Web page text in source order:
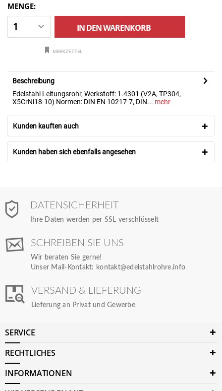
MENGE:
IN DENWARENKORB
MERKZETTEL
Beschreibung
Edelstahl Leitungsrohr, Werkstoff: 1.4301 (V2A, TP304,
X5CrNi18-10) Normen: DIN EN 10217-7, DIN... mehr
Kunden kauften auch
Kunden haben sich ebenfalls angesehen
DATENSICHERHEIT
Ihre Daten werden per SSL verschlüsselt
SCHREIBEN SIE UNS
Wir beraten Sie gerne!
Unser Mail-Kontakt: kontakt@edelstahlrohre.info
VERSAND & LIEFERUNG
Lieferung an Privat und Gewerbe
SERVICE
RECHTLICHES
INFORMATIONEN